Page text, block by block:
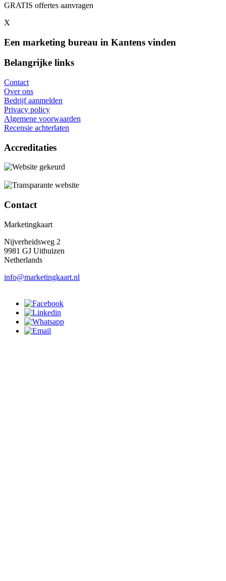
GRATIS offertes aanvragen
X
Een marketing bureau in Kantens vinden
Belangrijke links
Contact
Over ons
Bedrijf aanmelden
Privacy policy
Algemene voorwaarden
Recensie achterlaten
Accreditaties
Contact
Marketingkaart
Nijverheidsweg 2
9981 GJ Uithuizen
Netherlands
info@marketingkaart.nl